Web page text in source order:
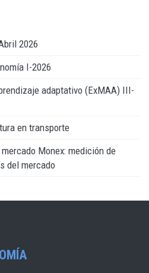
2026
I-2026
adaptativo (ExMAA) III-
en transporte
Monex: medición de
del mercado